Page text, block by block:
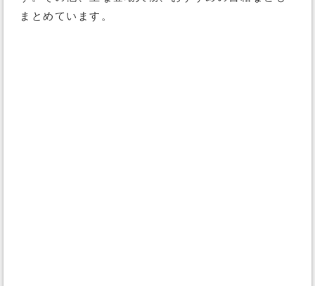
まとめています。